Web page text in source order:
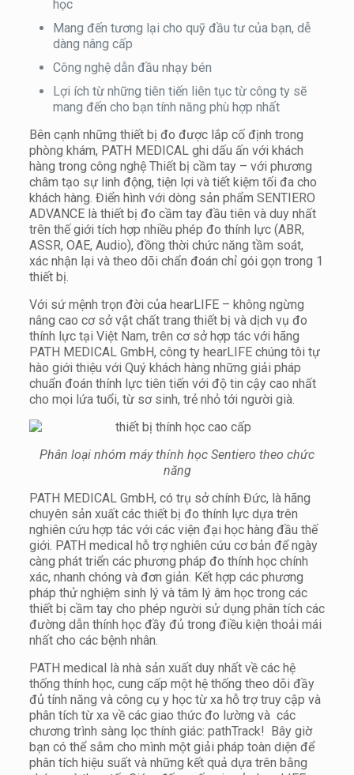
học
Mang đến tương lại cho quỹ đầu tư của bạn, dễ
dàng nâng cấp
Công nghệ dẫn đầu nhạy bén
Lợi ích từ những tiên tiến liên tục từ công ty sẽ
mang đến cho bạn tính năng phù hợp nhất
Bên cạnh những thiết bị đo được lắp cố định trong
phòng khám, PATH MEDICAL ghi dấu ấn với khách
hàng trong công nghệ Thiết bị cầm tay – với phương
châm tạo sự linh động, tiện lợi và tiết kiệm tối đa cho
khách hàng. Điển hình với dòng sản phẩm SENTIERO
ADVANCE là thiết bị đo cầm tay đầu tiên và duy nhất
trên thế giới tích hợp nhiều phép đo thính lực (ABR,
ASSR, OAE, Audio), đồng thời chức năng tầm soát,
xác nhận lại và theo dõi chẩn đoán chỉ gói gọn trong 1
thiết bị.
Với sứ mệnh trọn đời của hearLIFE – không ngừng
nâng cao cơ sở vật chất trang thiết bị và dịch vụ đo
thính lực tại Việt Nam, trên cơ sở hợp tác với hãng
PATH MEDICAL GmbH, công ty hearLIFE chúng tôi tự
hào giới thiệu với Quý khách hàng những giải pháp
chuẩn đoán thính lực tiên tiến với độ tin cậy cao nhất
cho mọi lứa tuổi, từ sơ sinh, trẻ nhỏ tới người già.
Phân loại nhóm máy thính học Sentiero theo chức
năng
PATH MEDICAL GmbH, có trụ sở chính Đức, là hãng
chuyên sản xuất các thiết bị đo thính lực dựa trên
nghiên cứu hợp tác với các viện đại học hàng đầu thế
giới. PATH medical hỗ trợ nghiên cứu cơ bản để ngày
càng phát triển các phương pháp đo thính học chính
xác, nhanh chóng và đơn giản. Kết hợp các phương
pháp thử nghiệm sinh lý và tâm lý âm học trong các
thiết bị cầm tay cho phép người sử dụng phân tích các
đường dẫn thính học đầy đủ trong điều kiện thoải mái
nhất cho các bệnh nhân.
PATH medical là nhà sản xuất duy nhất về các hệ
thống thính học, cung cấp một hệ thống theo dõi đầy
đủ tính năng và công cụ y học từ xa hỗ trợ truy cập và
phân tích từ xa về các giao thức đo lường và các
chương trình sàng lọc thính giác: pathTrack! Bây giờ
bạn có thể sắm cho mình một giải pháp toàn diện để
phân tích hiệu suất và những kết quả dựa trên bằng